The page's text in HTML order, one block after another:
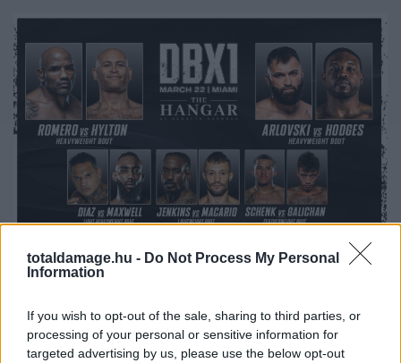
totaldamage.hu - Do Not Process My Personal
Information
If you wish to opt-out of the sale, sharing to third parties, or
processing of your personal or sensitive information for
targeted advertising by us, please use the below opt-out